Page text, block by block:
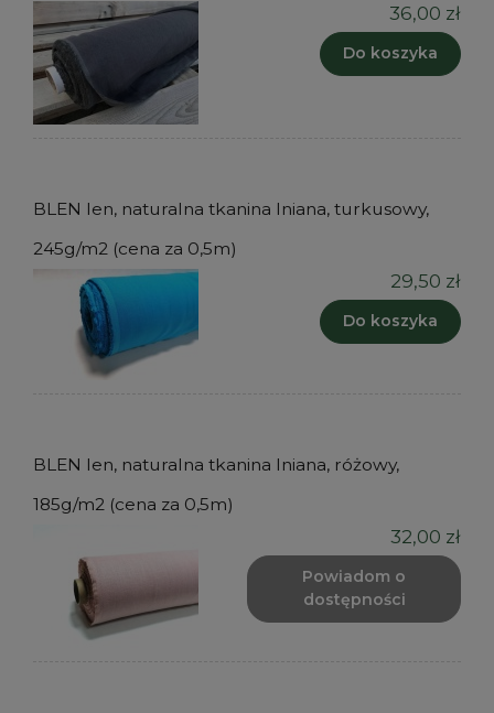
36,00 zł
Do koszyka
BLEN len, naturalna tkanina lniana, turkusowy,
245g/m2 (cena za 0,5m)
29,50 zł
Do koszyka
BLEN len, naturalna tkanina lniana, różowy,
185g/m2 (cena za 0,5m)
32,00 zł
Powiadom o
dostępności